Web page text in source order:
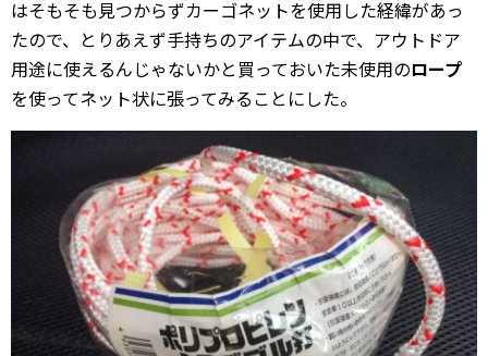
はそもそも見つからずカーゴネットを使用した経緯があっ
たので、とりあえず手持ちのアイテムの中で、アウトドア
用途に使えるんじゃないかと買っておいた未使用のロープ
を使ってネット状に張ってみることにした。